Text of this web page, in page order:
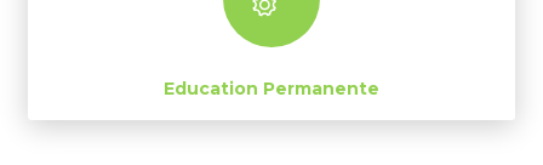
Education Permanente